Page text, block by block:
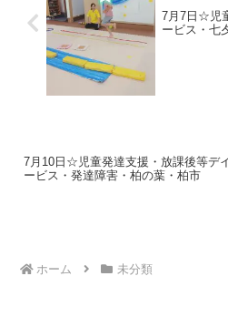
7月7日☆児
ービス・七
7月10日☆児童発達支援・放課後等デ
ービス・発達障害・柏の葉・柏市
ホーム 未分類